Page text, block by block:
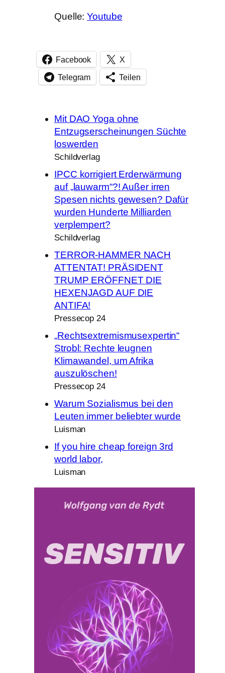
Quelle:Youtube
Facebook X
Telegram Teilen
Mit DAO Yoga ohne
Entzugserscheinungen Süchte
loswerden
Schildverlag
IPCC korrigiert Erderwärmung
auf „lauwarm“?! Außer irren
Spesen nichts gewesen? Dafür
wurden Hunderte Milliarden
verplempert?
Schildverlag
TERROR-HAMMER NACH
ATTENTAT! PRÄSIDENT
TRUMP ERÖFFNET DIE
HEXENJAGD AUF DIE
ANTIFA!
Pressecop 24
„Rechtsextremismusexpertin“
Strobl: Rechte leugnen
Klimawandel, um Afrika
auszulöschen!
Pressecop 24
Warum Sozialismus bei den
Leuten immer beliebter wurde
Luisman
If you hire cheap foreign 3rd
world labor,
Luisman